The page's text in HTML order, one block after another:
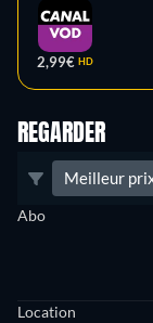
2,99€ HD
REGARDER
Meilleur
Abo
Location